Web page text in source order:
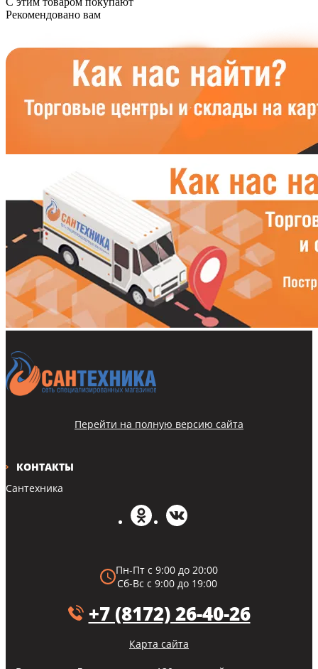
Рекомендовано вам
КОНТАКТЫ
Сантехника
Пн-Пт с 9:00 до 20:00
Сб-Вс с 9:00 до 19:00
+7 (8172) 26-40-26
Карта сайта
Перейти на полную версию сайта